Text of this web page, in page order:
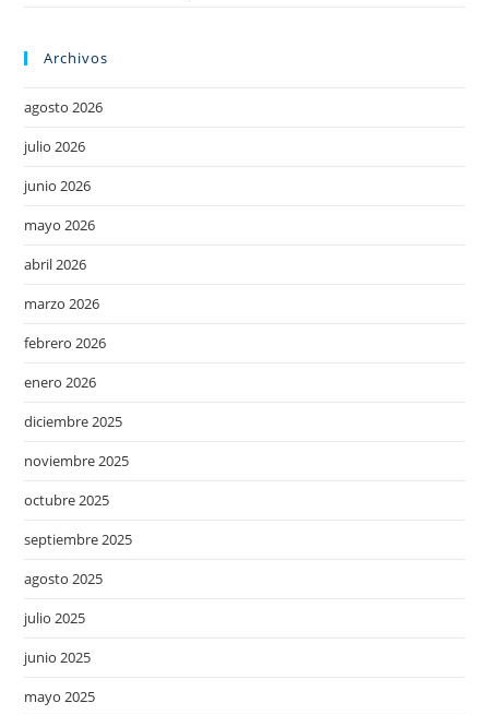
Archivos
agosto 2026
julio 2026
junio 2026
mayo 2026
abril 2026
marzo 2026
febrero 2026
enero 2026
diciembre 2025
noviembre 2025
octubre 2025
septiembre 2025
agosto 2025
julio 2025
junio 2025
mayo 2025